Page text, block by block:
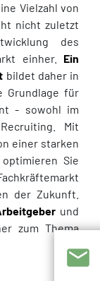
mail
Vielzahl von
nicht zuletzt
des
einher. Ein
bildet daher in
Grundlage für
- sowohl im
Mit
einer starken
Sie
der Zukunft.
und
zum Thema